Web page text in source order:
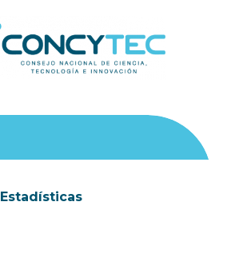
Estadísticas